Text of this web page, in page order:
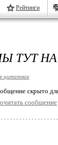
Рейтинги
ТУТ
цитатник
скрыто
сообщение